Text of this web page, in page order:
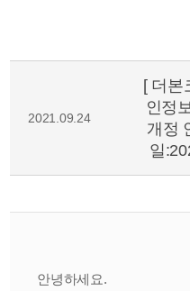
2021.09.24
[ 더본
인정
개정
일
안녕하세요.